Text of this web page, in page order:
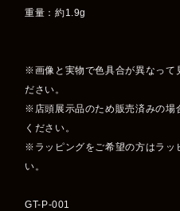
重量：約1.9g
※画像と実物で色具合が異なって
ださい。
※店頭展示品のため販売済みの場
ください。
※ラッピングをご希望の方はラッ
い。
GT-P-001